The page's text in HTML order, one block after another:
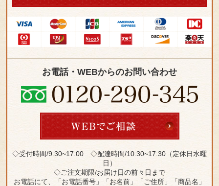
お電話・WEBからのお問い合わせ
◇受付時間/9:30~17:00 ◇配達時間/10:30~17:30（定休日水曜
日）
◇ご注文期限/お届け日の前々日まで
お電話にて、「お電話番号」「お名前」「ご住所」「商品名」